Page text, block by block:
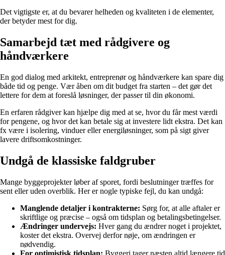
Det vigtigste er, at du bevarer helheden og kvaliteten i de elementer,
der betyder mest for dig.
Samarbejd tæt med rådgivere og
håndværkere
En god dialog med arkitekt, entreprenør og håndværkere kan spare dig
både tid og penge. Vær åben om dit budget fra starten – det gør det
lettere for dem at foreslå løsninger, der passer til din økonomi.
En erfaren rådgiver kan hjælpe dig med at se, hvor du får mest værdi
for pengene, og hvor det kan betale sig at investere lidt ekstra. Det kan
fx være i isolering, vinduer eller energiløsninger, som på sigt giver
lavere driftsomkostninger.
Undgå de klassiske faldgruber
Mange byggeprojekter løber af sporet, fordi beslutninger træffes for
sent eller uden overblik. Her er nogle typiske fejl, du kan undgå:
Manglende detaljer i kontrakterne: Sørg for, at alle aftaler er
skriftlige og præcise – også om tidsplan og betalingsbetingelser.
Ændringer undervejs: Hver gang du ændrer noget i projektet,
koster det ekstra. Overvej derfor nøje, om ændringen er
nødvendig.
For optimistisk tidsplan: Byggeri tager næsten altid længere tid